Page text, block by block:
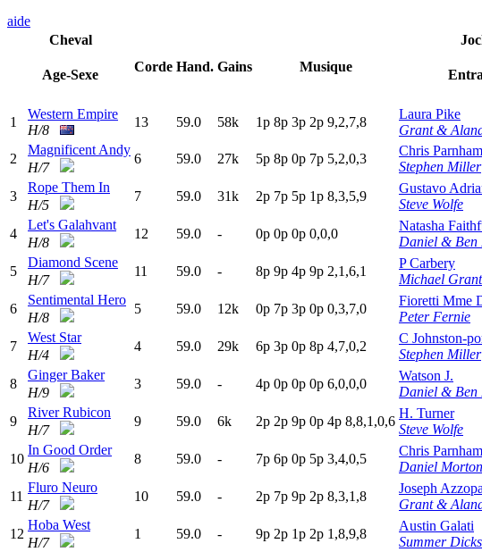
aide
Cheval
Age-Sexe
Corde Hand. Gains Musique
1
Western Empire
H/8
13 59.0 58k 1p 8p 3p 2p 9,2,7,8
Laura Pike
Grant &
2
Magnificent Andy
H/7
6 59.0 27k 5p 8p 0p 7p 5,2,0,3
Chris Parnham
Stephen Miller
3
Rope Them In
H/5
7 59.0 31k 2p 7p 5p 1p 8,3,5,9
Gustavo
Steve Wolfe
4
Let's Galahvant
H/8
12 59.0 - 0p 0p 0p 0,0,0
Natasha
Daniel & Ben
5
Diamond Scene
H/7
11 59.0 - 8p 9p 4p 9p 2,1,6,1
P Carbery
Michael
6
Sentimental Hero
H/8
5 59.0 12k 0p 7p 3p 0p 0,3,7,0
Fioretti Mme
Peter Fernie
7
West Star
H/4
4 59.0 29k 6p 3p 0p 8p 4,7,0,2
C Johnston-
Stephen Miller
8
Ginger Baker
H/9
3 59.0 - 4p 0p 0p 0p 6,0,0,0
Watson J.
Daniel & Ben
9
River Rubicon
H/7
9 59.0 6k 2p 2p 9p 0p 4p 8,8,1,0,6
H. Turner
Steve Wolfe
10
In Good Order
H/6
8 59.0 - 7p 6p 0p 5p 3,4,0,5
Chris Parnham
Daniel Morton
11
Fluro Neuro
H/7
10 59.0 - 2p 7p 9p 2p 8,3,1,8
Joseph
Grant &
12
Hoba West
H/7
1 59.0 - 9p 2p 1p 2p 1,8,9,8
Austin Galati
Summer